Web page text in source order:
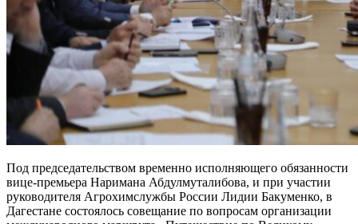
Под председательством временно исполняющего обязанности
вице-премьера Наримана Абдулмуталибова, и при участии
руководителя Агрохимслужбы России Лидии Бакуменко, в
Дагестане состоялось совещание по вопросам организации